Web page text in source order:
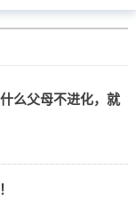
么父母不进化，就